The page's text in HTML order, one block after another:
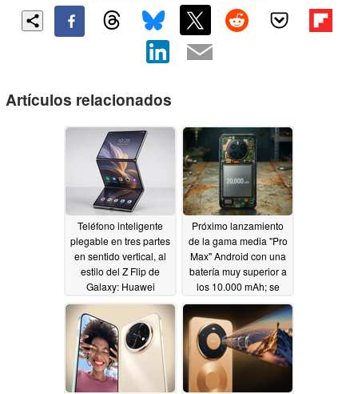
Artículos relacionados
Teléfono inteligente
plegable en tres partes
en sentido vertical, al
estilo del Z Flip de
Galaxy: Huawei
registra una nueva
patente
06/18/2026
Próximo lanzamiento
de la gama media "Pro
Max" Android con una
batería muy superior a
los 10.000 mAh; se
anuncia una
tecnología celular
pionera en la industria
05/12/2026